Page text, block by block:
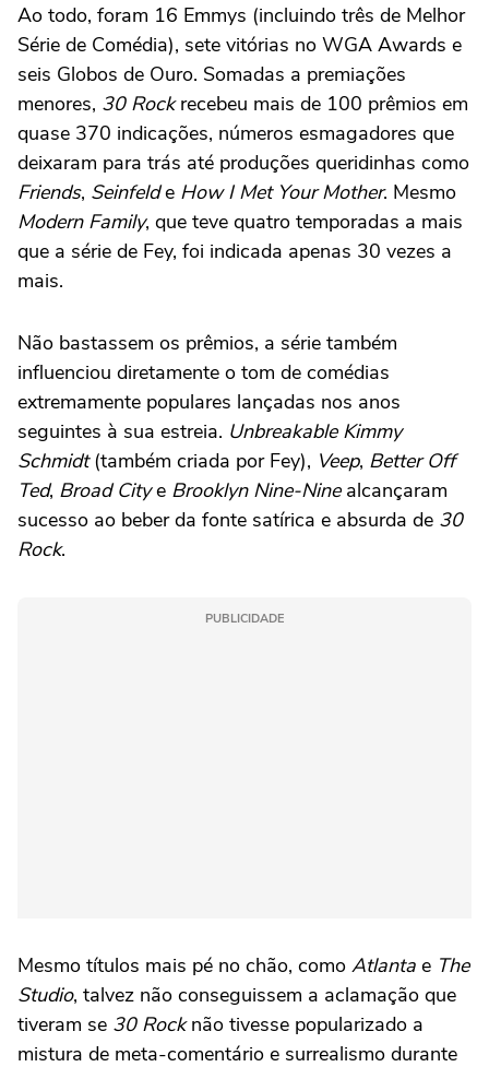
Ao todo, foram 16 Emmys (incluindo três de Melhor
Série de Comédia), sete vitórias no WGA Awards e
seis Globos de Ouro. Somadas a premiações
menores, 30 Rockrecebeu mais de 100 prêmios em
quase 370 indicações, números esmagadores que
deixaram para trás até produções queridinhas como
Friends, Seinfelde How I Met Your Mother. Mesmo
Modern Family, que teve quatro temporadas a mais
que a série de Fey, foi indicada apenas 30 vezes a
mais.
Não bastassem os prêmios, a série também
influenciou diretamente o tom de comédias
extremamente populares lançadas nos anos
seguintes à sua estreia. Unbreakable Kimmy
Schmidt(também criada por Fey), Veep, Better Off
Ted, Broad Citye Brooklyn Nine-Ninealcançaram
sucesso ao beber da fonte satírica e absurda de 30
Rock.
PUBLICIDADE
Mesmo títulos mais pé no chão, como Atlanta e The
Studio, talvez não conseguissem a aclamação que
tiveram se 30 Rocknão tivesse popularizado a
mistura de meta-comentário e surrealismo durante